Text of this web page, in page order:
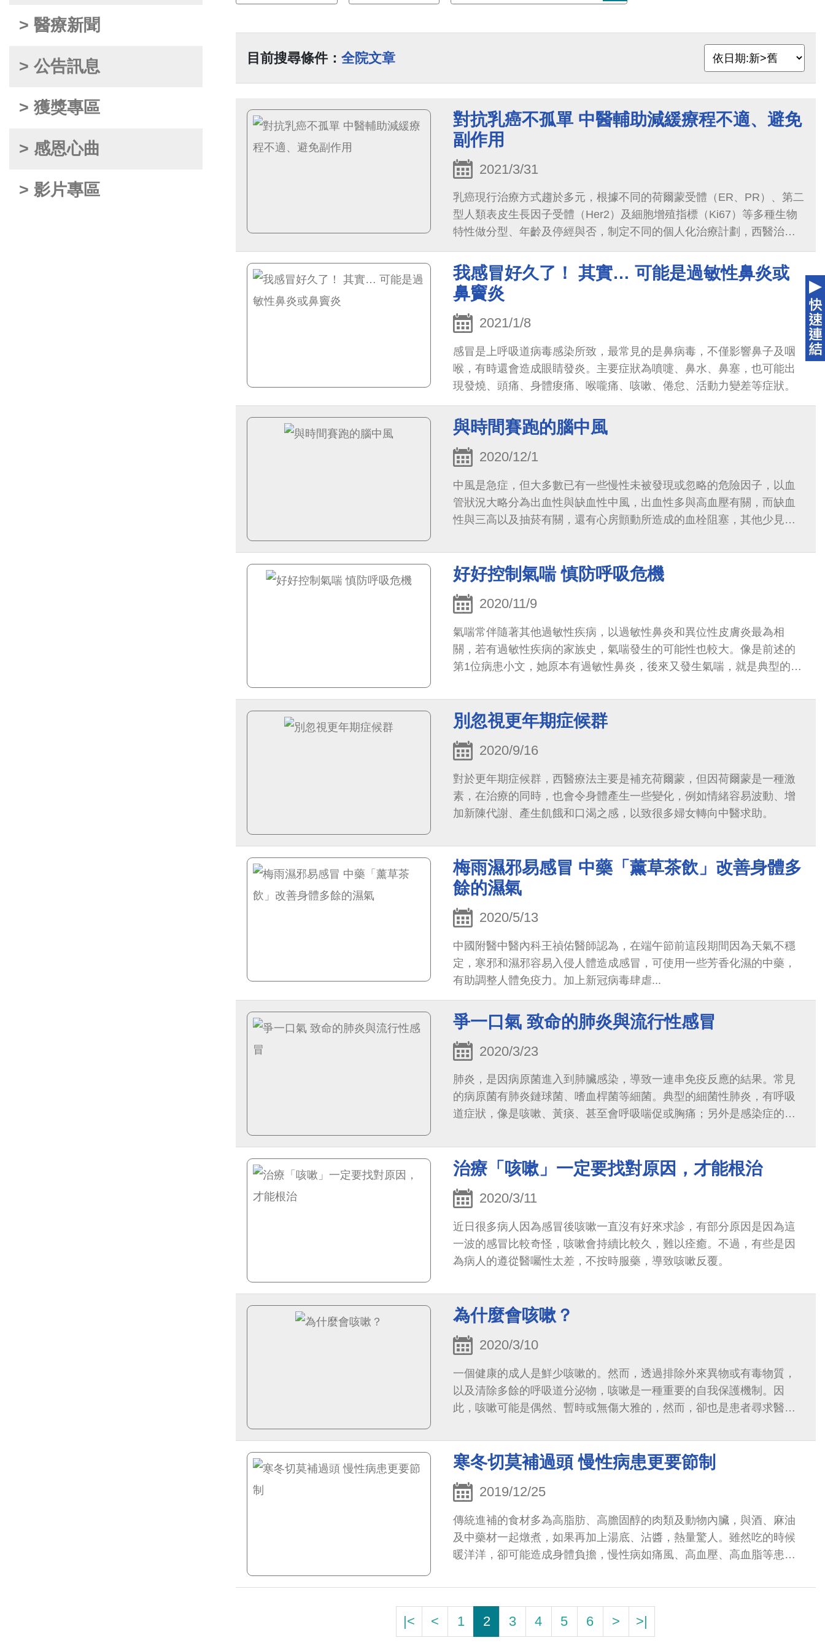
> 醫療新聞
> 公告訊息
> 獲獎專區
> 感恩心曲
> 影片專區
目前搜尋條件： 全院文章
對抗乳癌不孤單 中醫輔助減緩療程不適、避免
副作用
2021/3/31
乳癌現行治療方式趨於多元，根據不同的荷爾蒙受體（ER、PR）、第二
型人類表皮生長因子受體（Her2）及細胞增殖指標（Ki67）等多種生物
特性做分型、年齡及停經與否，制定不同的個人化治療計劃，西醫治療
以手術為主，配合化學治療、標靶治療、放射線治療...
我感冒好久了！ 其實… 可能是過敏性鼻炎或
鼻竇炎
2021/1/8
感冒是上呼吸道病毒感染所致，最常見的是鼻病毒，不僅影響鼻子及咽
喉，有時還會造成眼睛發炎。主要症狀為噴嚏、鼻水、鼻塞，也可能出
現發燒、頭痛、身體痠痛、喉嚨痛、咳嗽、倦怠、活動力變差等症狀。
與時間賽跑的腦中風
2020/12/1
中風是急症，但大多數已有一些慢性未被發現或忽略的危險因子，以血
管狀況大略分為出血性與缺血性中風，出血性多與高血壓有關，而缺血
性與三高以及抽菸有關，還有心房顫動所造成的血栓阻塞，其他少見病
好好控制氣喘 慎防呼吸危機
2020/11/9
氣喘常伴隨著其他過敏性疾病，以過敏性鼻炎和異位性皮膚炎最為相
關，若有過敏性疾病的家族史，氣喘發生的可能性也較大。像是前述的
第1位病患小文，她原本有過敏性鼻炎，後來又發生氣喘，就是典型的案
別忽視更年期症候群
2020/9/16
對於更年期症候群，西醫療法主要是補充荷爾蒙，但因荷爾蒙是一種激
素，在治療的同時，也會令身體產生一些變化，例如情緒容易波動、增
加新陳代謝、產生飢餓和口渴之感，以致很多婦女轉向中醫求助。
梅雨濕邪易感冒 中藥「薰草茶飲」改善身體多
餘的濕氣
2020/5/13
中國附醫中醫內科王禎佑醫師認為，在端午節前這段期間因為天氣不穩
定，寒邪和濕邪容易入侵人體造成感冒，可使用一些芳香化濕的中藥，
有助調整人體免疫力。加上新冠病毒肆虐...
爭一口氣 致命的肺炎與流行性感冒
2020/3/23
肺炎，是因病原菌進入到肺臟感染，導致一連串免疫反應的結果。常見
的病原菌有肺炎鏈球菌、嗜血桿菌等細菌。典型的細菌性肺炎，有呼吸
道症狀，像是咳嗽、黃痰、甚至會呼吸喘促或胸痛；另外是感染症的表
治療「咳嗽」一定要找對原因，才能根治
2020/3/11
近日很多病人因為感冒後咳嗽一直沒有好來求診，有部分原因是因為這
一波的感冒比較奇怪，咳嗽會持續比較久，難以痊癒。不過，有些是因
為病人的遵從醫囑性太差，不按時服藥，導致咳嗽反覆。
為什麼會咳嗽？
2020/3/10
一個健康的成人是鮮少咳嗽的。然而，透過排除外來異物或有毒物質，
以及清除多餘的呼吸道分泌物，咳嗽是一種重要的自我保護機制。因
此，咳嗽可能是偶然、暫時或無傷大雅的，然而，卻也是患者尋求醫療
寒冬切莫補過頭 慢性病患更要節制
2019/12/25
傳統進補的食材多為高脂肪、高膽固醇的肉類及動物內臟，與酒、麻油
及中藥材一起燉煮，如果再加上湯底、沾醬，熱量驚人。雖然吃的時候
暖洋洋，卻可能造成身體負擔，慢性病如痛風、高血壓、高血脂等患者
|< < 1 2 3 4 5 6 > >|